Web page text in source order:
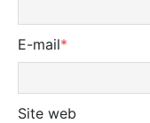
E-mail*
Site web